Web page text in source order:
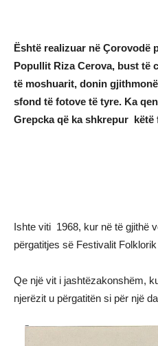
Është realizuar në Çorovodë
Popullit Riza Cerova, bust të
të moshuarit, donin
sfond të fotove të tyre. Ka
Grepcka që ka shkrepur këtë
Ishte viti 1968, kur në të gjithë
përgatitjes së Festivalit
Qe një vit i jashtëzakonshëm,
njerëzit u përgatitën si për një